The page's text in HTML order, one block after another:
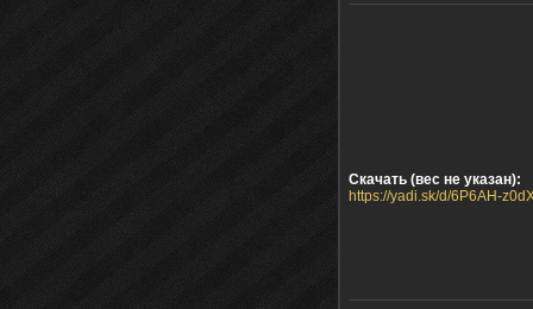
Скачать (вес не указан):
https://yadi.sk/d/6P6AH-